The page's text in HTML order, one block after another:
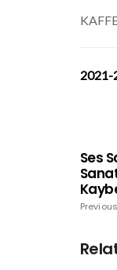
2021-
Ses